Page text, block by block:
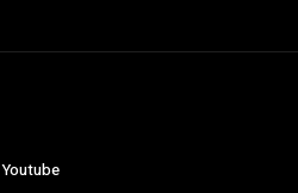
Youtube